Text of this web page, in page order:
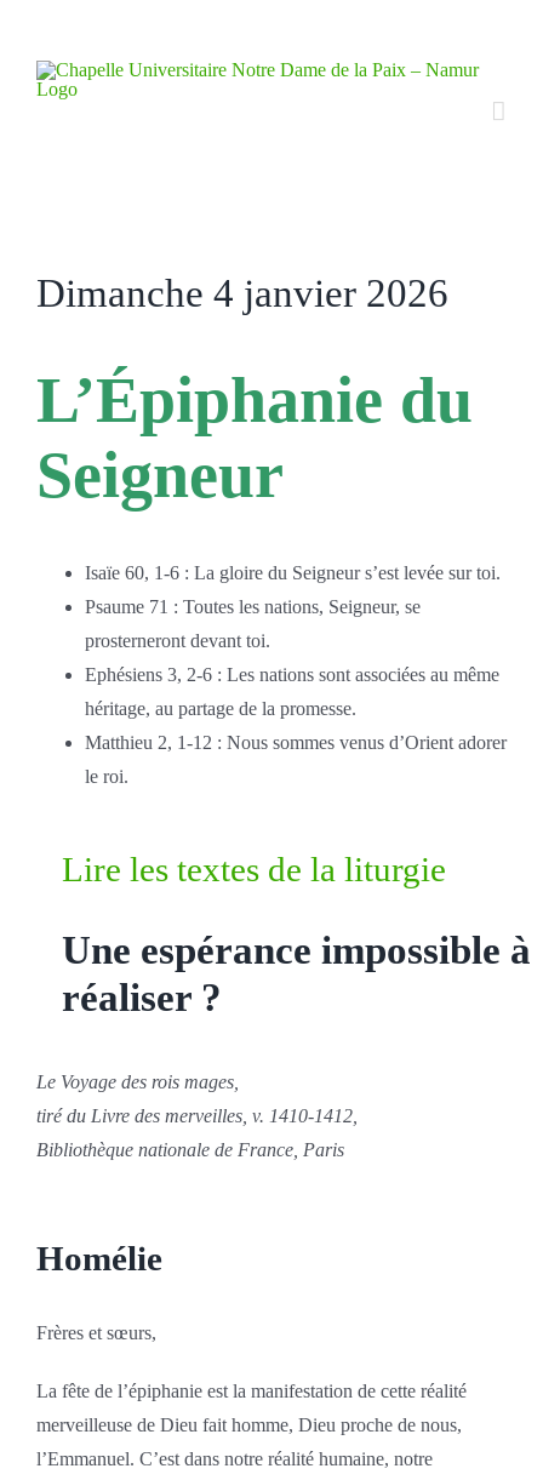
content
Dimanche 4 janvier 2026
L’Épiphanie du
Seigneur
Isaïe 60, 1-6 : La gloire du Seigneur s’est levée sur toi.
Psaume 71 : Toutes les nations, Seigneur, se
prosterneront devant toi.
Ephésiens 3, 2-6 : Les nations sont associées au même
héritage, au partage de la promesse.
Matthieu 2, 1-12 : Nous sommes venus d’Orient adorer
le roi.
Lire les textes de la liturgie
Une espérance impossible à
réaliser ?
Le Voyage des rois mages,
tiré du Livre des merveilles, v. 1410-1412,
Bibliothèque nationale de France, Paris
Homélie
Frères et sœurs,
La fête de l’épiphanie est la manifestation de cette réalité
merveilleuse de Dieu fait homme, Dieu proche de nous,
l’Emmanuel. C’est dans notre réalité humaine, notre